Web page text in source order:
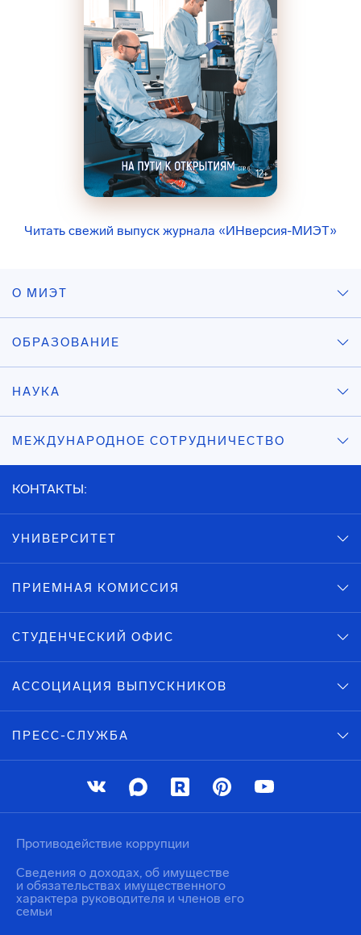
Читать свежий выпуск журнала «ИНверсия-МИЭТ»
О МИЭТ
ОБРАЗОВАНИЕ
НАУКА
МЕЖДУНАРОДНОЕ СОТРУДНИЧЕСТВО
КОНТАКТЫ:
УНИВЕРСИТЕТ
ПРИЕМНАЯ КОМИССИЯ
СТУДЕНЧЕСКИЙ ОФИС
АССОЦИАЦИЯ ВЫПУСКНИКОВ
ПРЕСС-СЛУЖБА
Противодействие коррупции
Сведения о доходах, об имуществе
и обязательствах имущественного
характера руководителя и членов его
семьи